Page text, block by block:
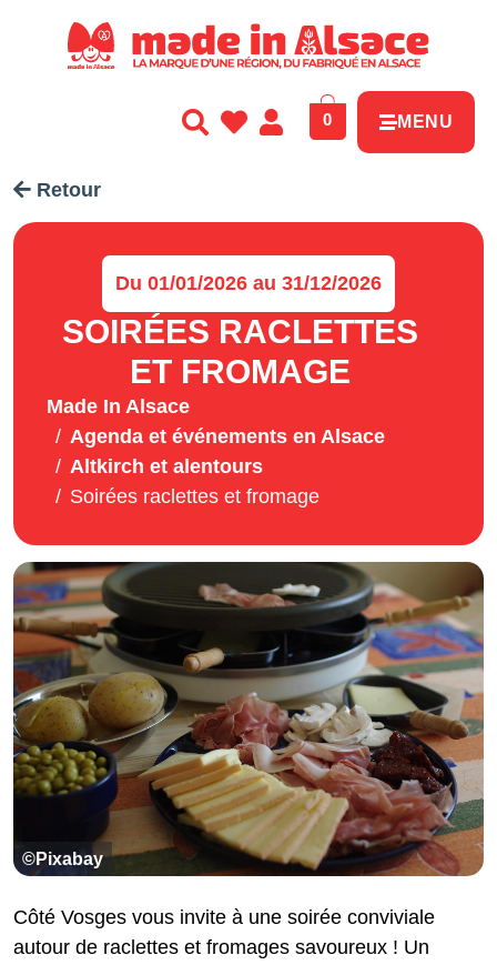
0 MENU
Retour
Du 01/01/2026 au 31/12/2026
SOIRÉES RACLETTES
ET FROMAGE
Made In Alsace
Agenda et événements en Alsace
Altkirch et alentours
Soirées raclettes et fromage
©Pixabay
Côté Vosges vous invite à une soirée conviviale
autour de raclettes et fromages savoureux ! Un